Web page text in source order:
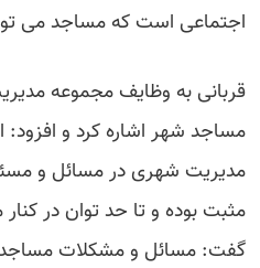
اجتماعی است که مساجد می
قربانی به وظایف مجموعه
مساجد شهر اشاره کرد و افزود:
مدیریت شهری در مسائل و
مثبت بوده و تا حد توان در
گفت: مسائل و مشکلات مساجد